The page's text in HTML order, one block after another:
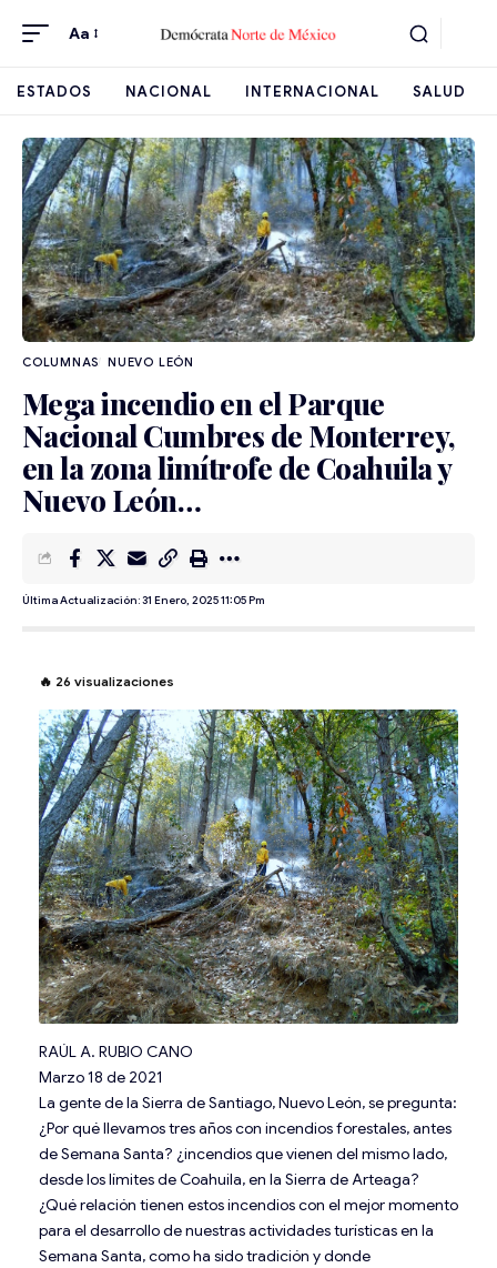
Aa
ESTADOS NACIONAL INTERNACIONAL SALUD
NUEVO LEÓN
Mega incendio en el Parque
Nacional Cumbres de Monterrey,
en la zona limítrofe de Coahuila y
Nuevo León…
Última Actualización: 31 Enero, 2025 11:05 Pm
🔥 26 visualizaciones
RAÚL A. RUBIO CANO
Marzo 18 de 2021
La gente de la Sierra de Santiago, Nuevo León, se pregunta:
¿Por qué llevamos tres años con incendios forestales, antes
de Semana Santa? ¿incendios que vienen del mismo lado,
desde los límites de Coahuila, en la Sierra de Arteaga?
¿Qué relación tienen estos incendios con el mejor momento
para el desarrollo de nuestras actividades turísticas en la
Semana Santa, como ha sido tradición y donde